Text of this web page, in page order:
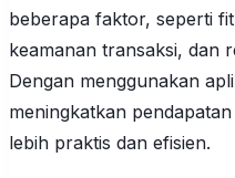
beberapa faktor, seperti
keamanan transaksi, dan
Dengan menggunakan
meningkatkan
lebih praktis dan efisien.